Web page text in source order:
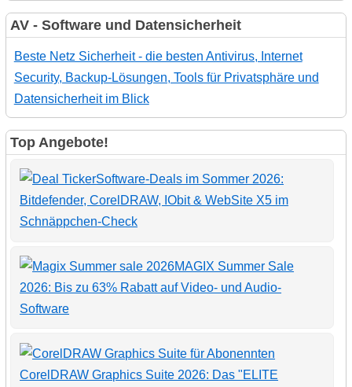
AV - Software und Datensicherheit
Beste Netz Sicherheit - die besten Antivirus, Internet
Security, Backup-Lösungen, Tools für Privatsphäre und
Datensicherheit im Blick
Top Angebote!
Software-Deals im Sommer 2026:
Bitdefender, CorelDRAW, IObit & WebSite X5 im
Schnäppchen-Check
MAGIX Summer Sale
2026: Bis zu 63% Rabatt auf Video- und Audio-
Software
CorelDRAW Graphics Suite 2026: Das "ELITE